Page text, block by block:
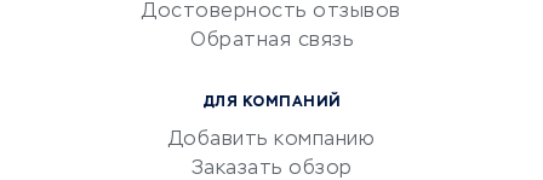
документооборот
Юридические компании
Бухгалтерия онлайн
Достоверность отзывов
Обратная связь
ДЛЯ КОМПАНИЙ
Добавить компанию
Заказать обзор